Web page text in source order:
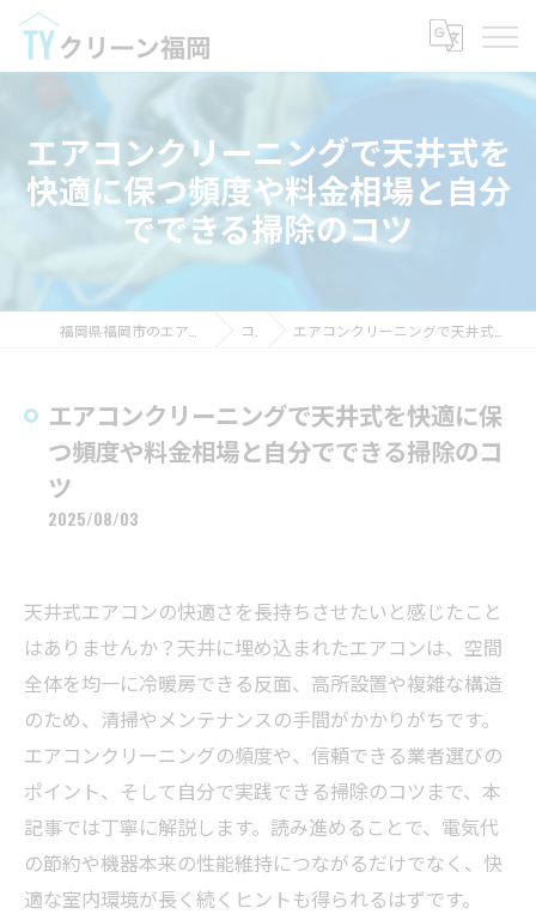
エアコンクリーニングで天井式を
快適に保つ頻度や料金相場と自分
でできる掃除のコツ
コラム エアコンクリーニングで天井式を快適に保つ頻度や料金相場と自分でできる掃除のコツ
エアコンクリーニングで天井式を快適に保
つ頻度や料金相場と自分でできる掃除のコ
ツ
2025/08/03
天井式エアコンの快適さを長持ちさせたいと感じたこと
はありませんか？天井に埋め込まれたエアコンは、空間
全体を均一に冷暖房できる反面、高所設置や複雑な構造
のため、清掃やメンテナンスの手間がかかりがちです。
エアコンクリーニングの頻度や、信頼できる業者選びの
ポイント、そして自分で実践できる掃除のコツまで、本
記事では丁寧に解説します。読み進めることで、電気代
の節約や機器本来の性能維持につながるだけでなく、快
適な室内環境が長く続くヒントも得られるはずです。